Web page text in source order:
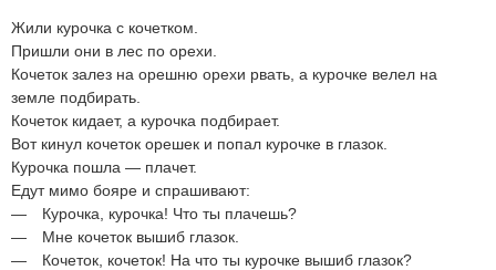
Жили курочка с кочетком.
Пришли они в лес по орехи.
Кочеток залез на орешню орехи рвать, а курочке велел на
земле подбирать.
Кочеток кидает, а курочка подбирает.
Вот кинул кочеток орешек и попал курочке в глазок.
Курочка пошла — плачет.
Едут мимо бояре и спрашивают:
— Курочка, курочка! Что ты плачешь?
— Мне кочеток вышиб глазок.
— Кочеток, кочеток! На что ты курочке вышиб глазок?